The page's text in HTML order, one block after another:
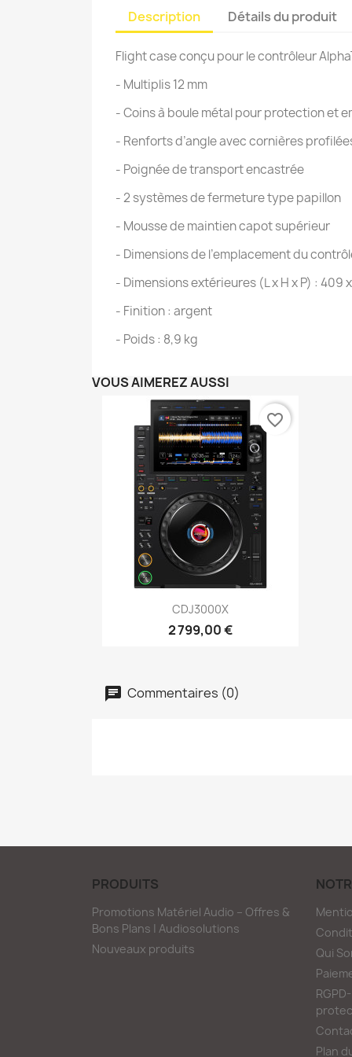
Description Détails du produit
Flight case conçu pour le contrôleur
- Multiplis 12 mm
- Coins à boule métal pour protection et
- Renforts d’angle avec cornières
- Poignée de transport encastrée
- 2 systèmes de fermeture type papillon
- Mousse de maintien capot supérieur
- Dimensions de l’emplacement du
- Dimensions extérieures (L x H x P) : 409
- Finition : argent
- Poids : 8,9 kg
VOUS AIMEREZ AUSSI
CDJ3000X
2 799,00 €
Aperçu rapide
favorite_border
Commentaires (0)
PRODUITS
Promotions Matériel Audio – Offres &
Bons Plans | Audiosolutions
Nouveaux produits
Qui
Plan